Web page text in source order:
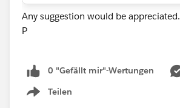
Any suggestion would be appreciated.
P
0 "Gefällt mir"-Wertungen
Teilen
Show menu